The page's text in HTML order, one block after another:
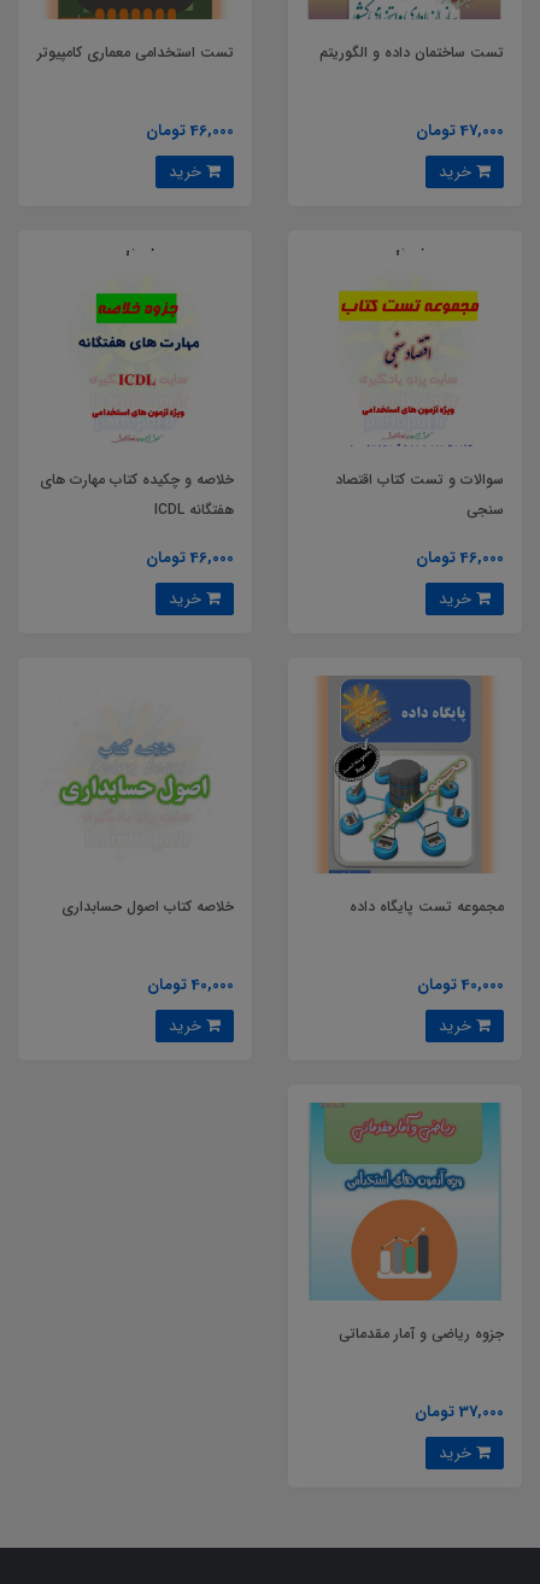
تست ساختمان داده و الگوریتم
47,000 تومان
تست استخدامی معماری کامپیوتر
46,000 تومان
سوالات و تست کتاب اقتصاد
سنجی
46,000 تومان
خلاصه و چکیده کتاب مهارت های
هفتگانه ICDL
46,000 تومان
مجموعه تست پایگاه داده
40,000 تومان
خلاصه کتاب اصول حسابداری
40,000 تومان
جزوه ریاضی و آمار مقدماتی
37,000 تومان